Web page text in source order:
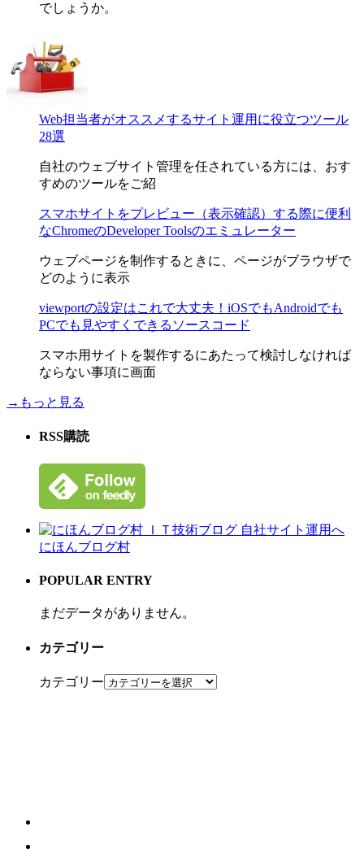
でしょうか。
Web担当者がオススメするサイト運用に役立つツール
28選
自社のウェブサイト管理を任されている方には、おす
すめのツールをご紹
スマホサイトをプレビュー（表示確認）する際に便利
なChromeのDeveloper Toolsのエミュレーター
ウェブページを制作するときに、ページがブラウザで
どのように表示
viewportの設定はこれで大丈夫！iOSでもAndroidでも
PCでも見やすくできるソースコード
スマホ用サイトを製作するにあたって検討しなければ
ならない事項に画面
→もっと見る
RSS購読
にほんブログ村
POPULAR ENTRY
まだデータがありません。
カテゴリー
カテゴリー